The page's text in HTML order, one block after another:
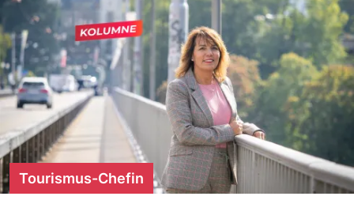
Tourismus-Chefin